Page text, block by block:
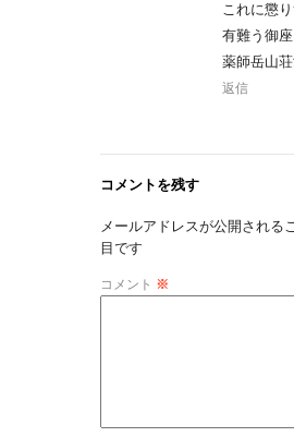
これに懲
有難う御
薬師岳山
返信
コメントを残す
メールアドレスが公開される
目です
コメント ※